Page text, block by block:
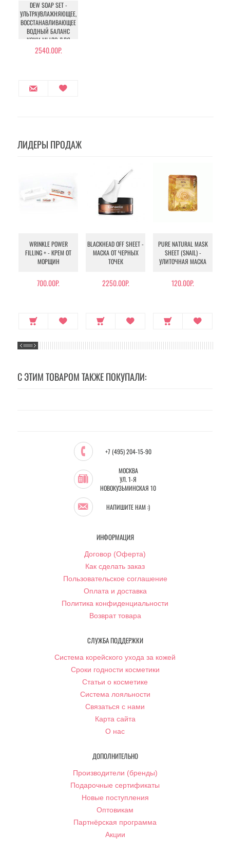
DEW SOAP SET -
УЛЬТРАУВЛАЖНЯЮЩЕЕ,
ВОССТАНАВЛИВАЮЩЕЕ
ВОДНЫЙ БАЛАНС
КОЖИ МЫЛО ДЛЯ
ЛИЦА С КОМПЛЕКСОМ
2540.00Р.
ЛИДЕРЫ ПРОДАЖ
WRINKLE POWER
FILLING + - КРЕМ ОТ
МОРЩИН
700.00Р.
BLACKHEAD OFF SHEET -
МАСКА ОТ ЧЕРНЫХ
ТОЧЕК
2250.00Р.
PURE NATURAL MASK
SHEET (SNAIL) -
УЛИТОЧНАЯ МАСКА
120.00Р.
С ЭТИМ ТОВАРОМ ТАКЖЕ ПОКУПАЛИ:
+7 (495) 204-15-90
МОСКВА
УЛ. 1-Я
НОВОКУЗЬМИНСКАЯ 10
НАПИШИТЕ НАМ :)
ИНФОРМАЦИЯ
Договор (Оферта)
Как сделать заказ
Пользовательское соглашение
Оплата и доставка
Политика конфиденциальности
Возврат товара
СЛУЖБА ПОДДЕРЖКИ
Система корейского ухода за кожей
Сроки годности косметики
Статьи о косметике
Система лояльности
Связаться с нами
Карта сайта
О нас
ДОПОЛНИТЕЛЬНО
Производители (бренды)
Подарочные сертификаты
Новые поступления
Оптовикам
Партнёрская программа
Акции